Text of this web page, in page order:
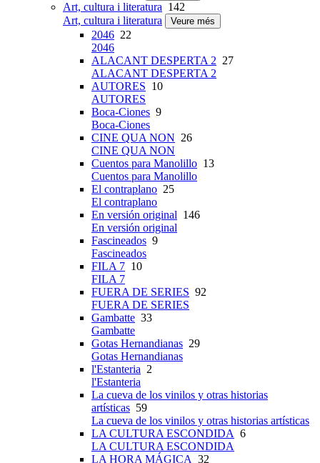
Art, cultura i literatura 142
Art, cultura i literatura
Veure més
2046 22
2046
ALACANT DESPERTA 2 27
ALACANT DESPERTA 2
AUTORES 10
AUTORES
Boca-Ciones 9
Boca-Ciones
CINE QUA NON 26
CINE QUA NON
Cuentos para Manolillo 13
Cuentos para Manolillo
El contraplano 25
El contraplano
En versión original 146
En versión original
Fascineados 9
Fascineados
FILA 7 10
FILA 7
FUERA DE SERIES 92
FUERA DE SERIES
Gambatte 33
Gambatte
Gotas Hernandianas 29
Gotas Hernandianas
l'Estanteria 2
l'Estanteria
La cueva de los vinilos y otras historias
artísticas 59
La cueva de los vinilos y otras historias artísticas
LA CULTURA ESCONDIDA 6
LA CULTURA ESCONDIDA
LA HORA MÁGICA 32